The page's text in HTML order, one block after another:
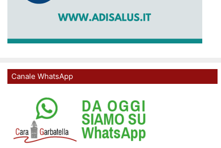
Canale WhatsApp